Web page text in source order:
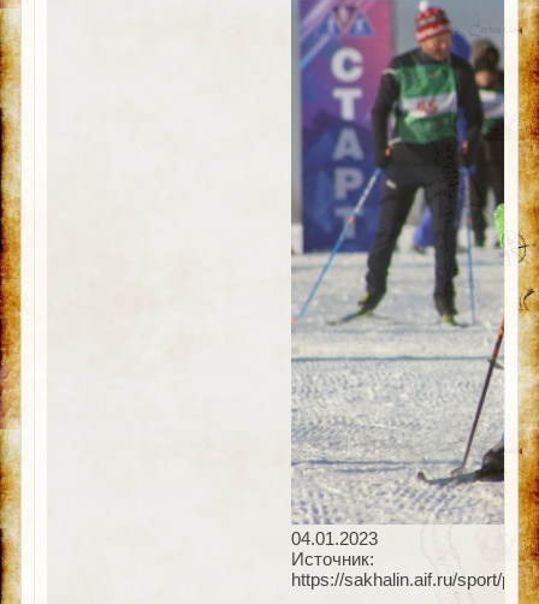
04.01.2023
Источник:
https://sakhalin.aif.ru/sport/